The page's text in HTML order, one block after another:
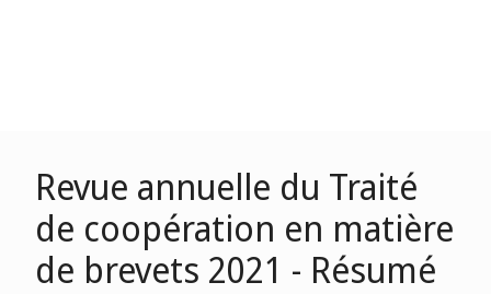
Revue annuelle du Traité
de coopération en matière
de brevets 2021 - Résumé